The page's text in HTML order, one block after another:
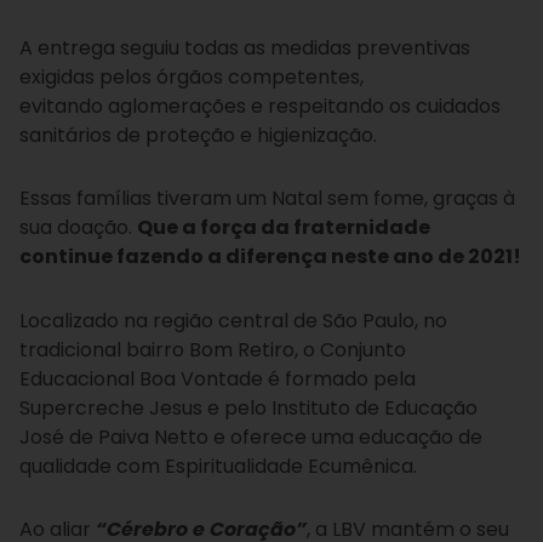
A entrega seguiu todas as medidas preventivas
exigidas pelos órgãos competentes,
evitando aglomerações e respeitando os cuidados
sanitários de proteção e higienização.
Essas famílias tiveram um Natal sem fome, graças à
sua doação. Que a força da fraternidade
continue fazendo a diferença neste ano de 2021!
Localizado na região central de São Paulo, no
tradicional bairro Bom Retiro, o Conjunto
Educacional Boa Vontade é formado pela
Supercreche Jesus e pelo Instituto de Educação
José de Paiva Netto e oferece uma educação de
qualidade com Espiritualidade Ecumênica.
Ao aliar “Cérebro e Coração”, a LBV mantém o seu